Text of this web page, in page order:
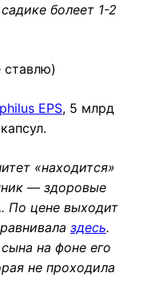
болеет 1-2
ставлю)
EPS, 5 млрд
«находится»
— здоровые
По цене выходит
здесь.
на фоне его
не проходила